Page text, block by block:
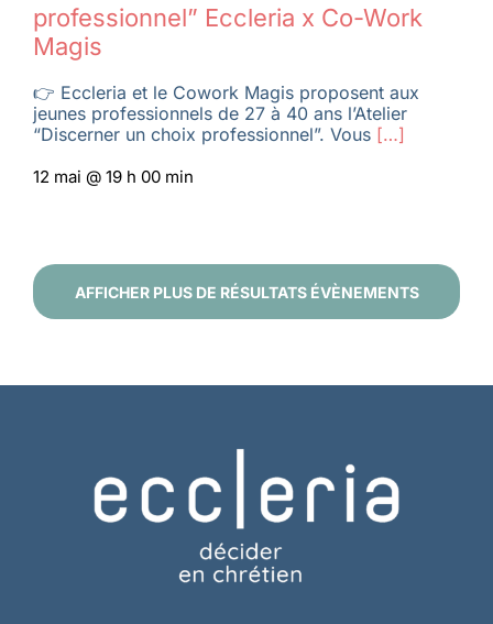
professionnel” Eccleria x Co-Work
Magis
👉 Eccleria et le Cowork Magis proposent aux
jeunes professionnels de 27 à 40 ans l’Atelier
“Discerner un choix professionnel”. Vous[…]
12 mai @ 19 h 00 min
AFFICHER PLUS DE RÉSULTATS ÉVÈNEMENTS